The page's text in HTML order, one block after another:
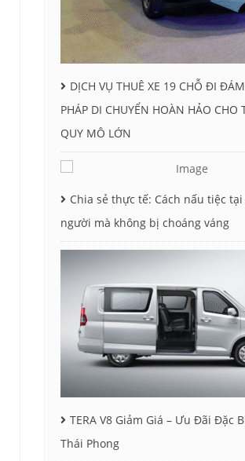
DỊCH VỤ THUÊ XE 19 CHỖ ĐI
PHÁP DI CHUYỂN HOÀN HẢO CHO
QUY MÔ LỚN
Chia sẻ thực tế: Cách nấu tiệc
người mà không bị choáng váng
TERA V8 Giảm Giá – Ưu Đãi Đặc
Thái Phong